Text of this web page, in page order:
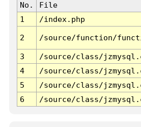
No. File
1
/index.php
2 /source/function/
3 /source/class/
4
/source/class/
5
/source/class/
6
/source/class/